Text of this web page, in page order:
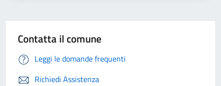
Contatta il comune
Leggi le domande frequenti
Richiedi Assistenza